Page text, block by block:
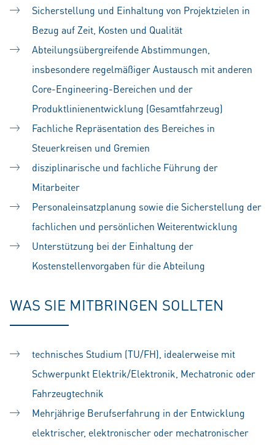
Sicherstellung und Einhaltung von Projektzielen in
Bezug auf Zeit, Kosten und Qualität
Abteilungsübergreifende Abstimmungen,
insbesondere regelmäßiger Austausch mit anderen
Core-Engineering-Bereichen und der
Produktlinienentwicklung (Gesamtfahrzeug)
Fachliche Repräsentation des Bereiches in
Steuerkreisen und Gremien
disziplinarische und fachliche Führung der
Mitarbeiter
Personaleinsatzplanung sowie die Sicherstellung der
fachlichen und persönlichen Weiterentwicklung
Unterstützung bei der Einhaltung der
Kostenstellenvorgaben für die Abteilung
WAS SIE MITBRINGEN SOLLTEN
technisches Studium (TU/FH), idealerweise mit
Schwerpunkt Elektrik/Elektronik, Mechatronic oder
Fahrzeugtechnik
Mehrjährige Berufserfahrung in der Entwicklung
elektrischer, elektronischer oder mechatronischer